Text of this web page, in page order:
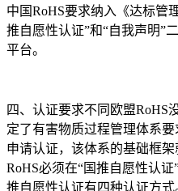
中国RoHS要求纳入《达标管
推自愿性认证”和“自我声明”
平台。
四、认证要求不同欧盟RoHS
定了有害物质过程管理体系要
申请认证，该体系的基础框架
RoHS必须在“国推自愿性认
推自愿性认证有四种认证方式